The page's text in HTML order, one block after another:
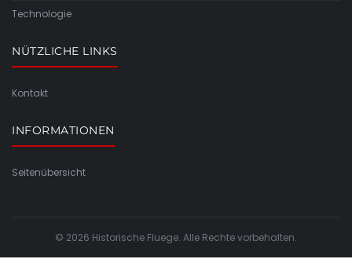
Technologie
NÜTZLICHE LINKS
Kontakt
INFORMATIONEN
Seitenübersicht
© 2026 Historische Fluege. Alle Rechte vorbehalten.